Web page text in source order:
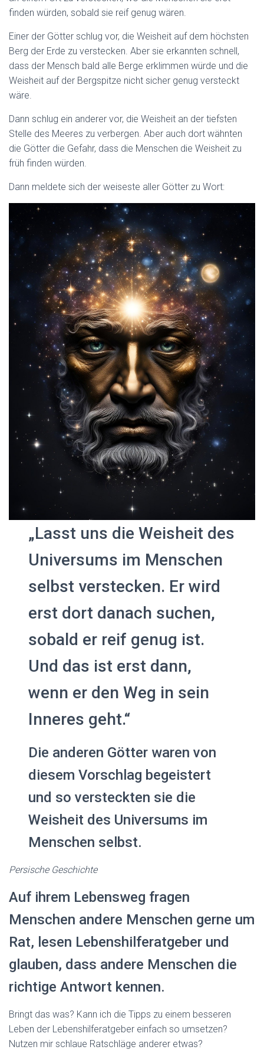
finden würden, sobald sie reif genug wären.
Einer der Götter schlug vor, die Weisheit auf dem höchsten
Berg der Erde zu verstecken. Aber sie erkannten schnell,
dass der Mensch bald alle Berge erklimmen würde und die
Weisheit auf der Bergspitze nicht sicher genug versteckt
wäre.
Dann schlug ein anderer vor, die Weisheit an der tiefsten
Stelle des Meeres zu verbergen. Aber auch dort wähnten
die Götter die Gefahr, dass die Menschen die Weisheit zu
früh finden würden.
Dann meldete sich der weiseste aller Götter zu Wort:
„Lasst uns die Weisheit des
Universums im Menschen
selbst verstecken. Er wird
erst dort danach suchen,
sobald er reif genug ist.
Und das ist erst dann,
wenn er den Weg in sein
Inneres geht.“
Die anderen Götter waren von
diesem Vorschlag begeistert
und so versteckten sie die
Weisheit des Universums im
Menschen selbst.
Persische Geschichte
Auf ihrem Lebensweg fragen
Menschen andere Menschen gerne um
Rat, lesen Lebenshilferatgeber und
glauben, dass andere Menschen die
richtige Antwort kennen.
Bringt das was? Kann ich die Tipps zu einem besseren
Leben der Lebenshilferatgeber einfach so umsetzen?
Nutzen mir schlaue Ratschläge anderer etwas?